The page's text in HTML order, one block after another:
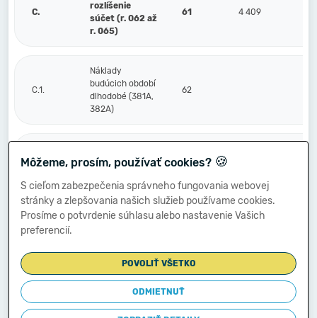
C.
rozlíšenie
súčet (r. 062 až
r. 065)
61 4 409
C.1.
Náklady
budúcich období
dlhodobé (381A,
382A)
62
2.
budúcich období
(381A, 382A)
63
(385A)
4.
Príjmy budúcich
období
65
Môžeme, prosím, používať cookies? 🍪
S cieľom zabezpečenia správneho fungovania webovej
stránky a zlepšovania našich služieb používame cookies.
Prosíme o potvrdenie súhlasu alebo nastavenie Vašich
preferencií.
POVOLIŤ VŠETKO
ODMIETNUŤ